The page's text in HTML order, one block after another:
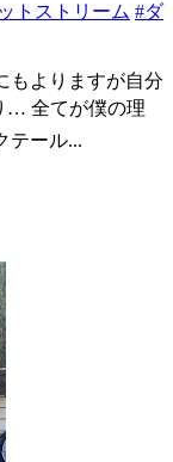
トストリーム #ダ
もよりますが自分
… 全てが僕の理
テール...